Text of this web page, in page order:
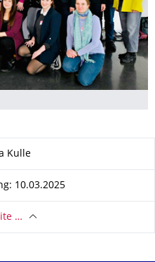
Kulle
10.03.2025
…